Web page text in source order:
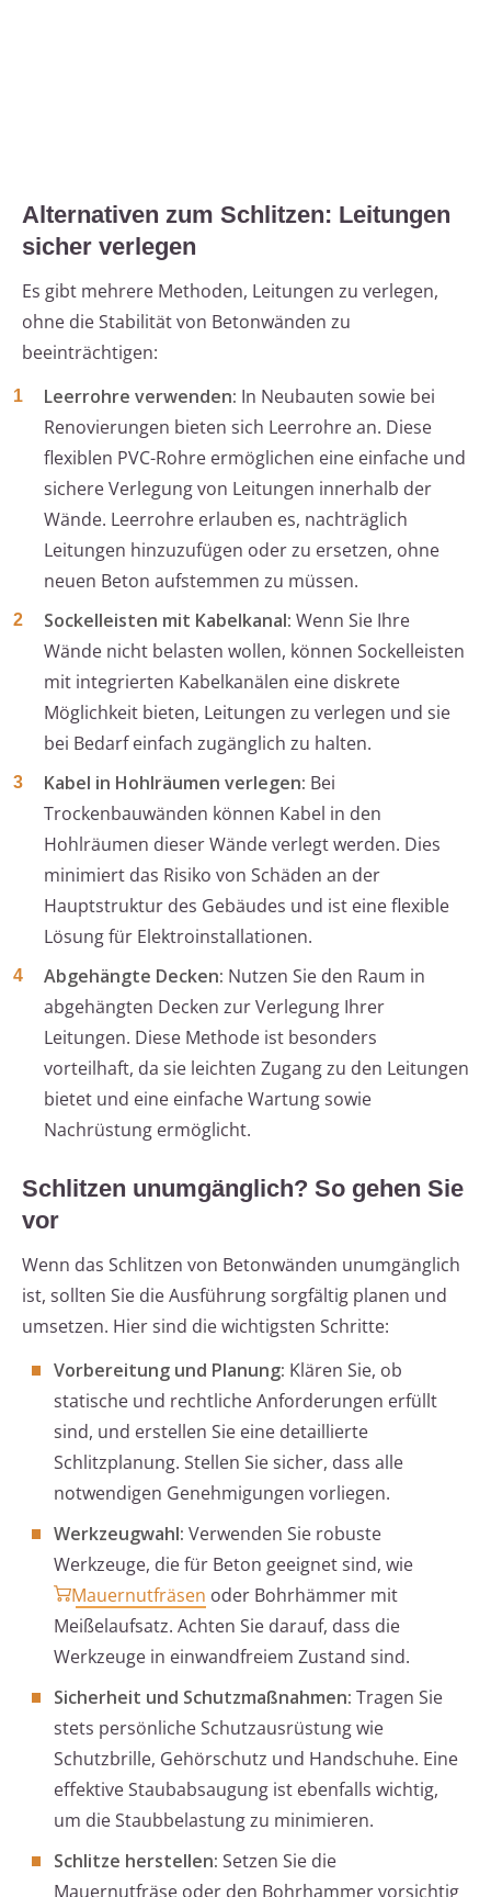
Alternativen zum Schlitzen: Leitungen
sicher verlegen
Es gibt mehrere Methoden, Leitungen zu verlegen,
ohne die Stabilität von Betonwänden zu
beeinträchtigen:
Leerrohre verwenden: In Neubauten sowie bei
Renovierungen bieten sich Leerrohre an. Diese
flexiblen PVC-Rohre ermöglichen eine einfache und
sichere Verlegung von Leitungen innerhalb der
Wände. Leerrohre erlauben es, nachträglich
Leitungen hinzuzufügen oder zu ersetzen, ohne
neuen Beton aufstemmen zu müssen.
Sockelleisten mit Kabelkanal: Wenn Sie Ihre
Wände nicht belasten wollen, können Sockelleisten
mit integrierten Kabelkanälen eine diskrete
Möglichkeit bieten, Leitungen zu verlegen und sie
bei Bedarf einfach zugänglich zu halten.
Kabel in Hohlräumen verlegen: Bei
Trockenbauwänden können Kabel in den
Hohlräumen dieser Wände verlegt werden. Dies
minimiert das Risiko von Schäden an der
Hauptstruktur des Gebäudes und ist eine flexible
Lösung für Elektroinstallationen.
Abgehängte Decken: Nutzen Sie den Raum in
abgehängten Decken zur Verlegung Ihrer
Leitungen. Diese Methode ist besonders
vorteilhaft, da sie leichten Zugang zu den Leitungen
bietet und eine einfache Wartung sowie
Nachrüstung ermöglicht.
Schlitzen unumgänglich? So gehen Sie
vor
Wenn das Schlitzen von Betonwänden unumgänglich
ist, sollten Sie die Ausführung sorgfältig planen und
umsetzen. Hier sind die wichtigsten Schritte:
Vorbereitung und Planung: Klären Sie, ob
statische und rechtliche Anforderungen erfüllt
sind, und erstellen Sie eine detaillierte
Schlitzplanung. Stellen Sie sicher, dass alle
notwendigen Genehmigungen vorliegen.
Werkzeugwahl: Verwenden Sie robuste
Werkzeuge, die für Beton geeignet sind, wie
Mauernutfräsen oder Bohrhämmer mit
Meißelaufsatz. Achten Sie darauf, dass die
Werkzeuge in einwandfreiem Zustand sind.
Sicherheit und Schutzmaßnahmen: Tragen Sie
stets persönliche Schutzausrüstung wie
Schutzbrille, Gehörschutz und Handschuhe. Eine
effektive Staubabsaugung ist ebenfalls wichtig,
um die Staubbelastung zu minimieren.
Schlitze herstellen: Setzen Sie die
Mauernutfräse oder den Bohrhammer vorsichtig